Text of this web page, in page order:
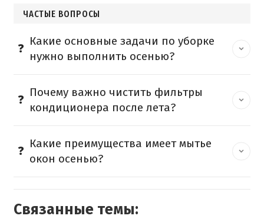
ЧАСТЫЕ ВОПРОСЫ
Какие основные задачи по уборке
нужно выполнить осенью?
Почему важно чистить фильтры
кондиционера после лета?
Какие преимущества имеет мытье
окон осенью?
Связанные темы: